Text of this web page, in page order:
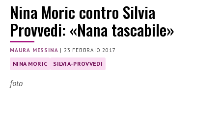
Nina Moric contro Silvia
Provvedi: «Nana tascabile»
MAURA MESSINA | 23 FEBBRAIO 2017
NINA MORIC SILVIA-PROVVEDI
foto